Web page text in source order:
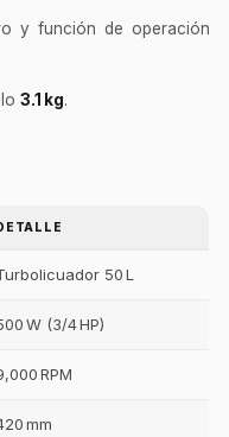
y función de operación
3.1 kg.
50 L
W (3/4 HP)
RPM
mm